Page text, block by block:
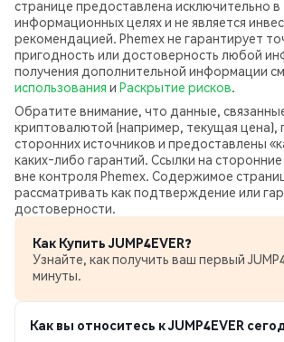
странице предоставлена исключительно в
информационных целях и не является
рекомендацией. Phemex не гарантирует
пригодность или достоверность любой
получения дополнительной информации
использования и Раскрытие рисков
Обратите внимание, что данные,
криптовалютой (например, текущая цена),
сторонних источников и предоставлены
каких‑либо гарантий. Ссылки на
вне контроля Phemex. Содержимое
рассматривать как подтверждение или
достоверности.
Как Купить JUMP4EVER?
Узнайте, как получить ваш первый
минуты.
Как вы относитесь к JUMP4EVER